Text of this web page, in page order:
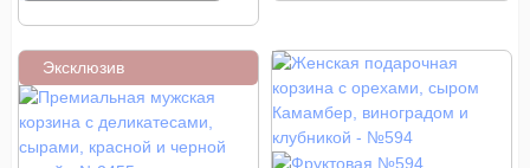
Эксклюзив